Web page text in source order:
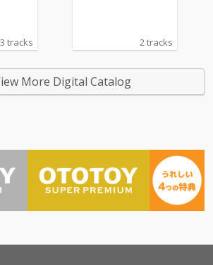
3 tracks 2 tracks
More Digital Catalog